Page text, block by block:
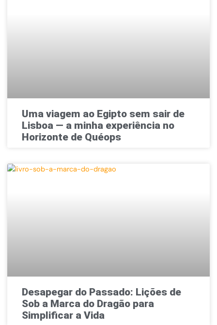
Uma viagem ao Egipto sem sair de
Lisboa — a minha experiência no
Horizonte de Quéops
Desapegar do Passado: Lições de
Sob a Marca do Dragão para
Simplificar a Vida